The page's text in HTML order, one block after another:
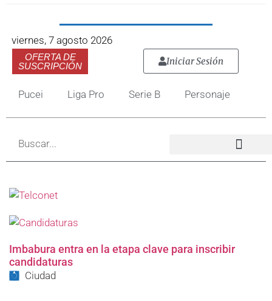
viernes, 7 agosto 2026
OFERTA DE
SUSCRIPCIÓN
Iniciar Sesión
Pucei Liga Pro Serie B Personaje
Imbabura entra en la etapa clave para inscribir
candidaturas
Ciudad